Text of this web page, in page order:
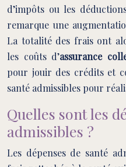
d’impôts ou les
remarque une
La totalité des frais ont
les coûts d’assurance
pour jouir des crédits et
santé admissibles pour
Quelles sont les
admissibles ?
Les dépenses de santé